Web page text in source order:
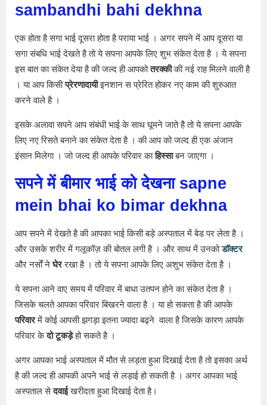
sambandhi bahi dekhna
एक होता है सगा भाई दूसरा होता है पराया भाई । अगर सपने में आप दूसरा या
सगा संबधि भाई देखते है तो ये सपना आपके लिए शुभ संकेत देता है । ये सपना
इस बात का संकेत देया है की जल्द ही आपकोतरक्कीकी नई राह मिलने वाली है
। या आप किसीप्रेरणादायीइनशान स प्रेरित होकर नए काम की शुरुआत
करने वाले है ।
इसके अलावा सपने आप संबंधी भाई के साथ घूमने जाते है तो ये सपना आपके
लिए नए रिसते बनाने का संकेत देता है । की आप को जल्द ही एक अंजान
इंसान मिलेगा । जो जल्द ही आपके परिवार काहिस्साबन जाएगा ।
सपने में बीमार भाई को देखना sapne
mein bhai ko bimar dekhna
आप सपने में देखते है की आपका भाई किसी बड़े अस्पताल में बेड पर लेता है ।
और उसके शरीर में गलूकॉज़ की बोतल लगी है । और साथ में उनकोडॉक्टर
और नर्सों नेघेररखा है । तो ये सपना आपके लिए अशुभ संकेत देता है ।
ये सपना आने वाए समय में परिवार में बाधा उतपन होने का संकेत देता है ।
जिसके चलते आपका परिवार बिखरने वाला है । या हो सकता है की आपके
परिवारमें कोई आपसी झगड़ा इतना ज्यादा बढ्ने वाला है जिसके कारण आपके
परिवार केदो टूकड़ेहो सकते है ।
अगर आपका भाई अस्पताल में मौत से लड़ता हुआ दिखाई देता है तो इसका अर्थ
है की जल्द ही आपकी अपने भाई से लड़ाई हो सकती है । अगर आपका भाई
अस्पताल सेदवाईखरीदता हुआ दिखाई देता है।